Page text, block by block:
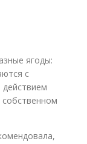
ягоды:
с
собственном